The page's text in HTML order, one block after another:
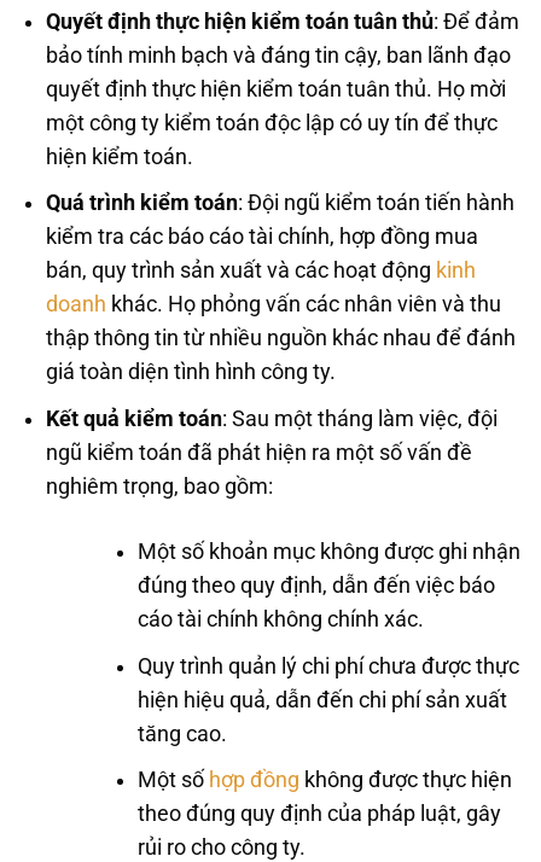
Quyết định thực hiện kiểm toán tuân thủ: Để đảm
bảo tính minh bạch và đáng tin cậy, ban lãnh đạo
quyết định thực hiện kiểm toán tuân thủ. Họ mời
một công ty kiểm toán độc lập có uy tín để thực
hiện kiểm toán.
Quá trình kiểm toán: Đội ngũ kiểm toán tiến hành
kiểm tra các báo cáo tài chính, hợp đồng mua
bán, quy trình sản xuất và các hoạt động kinh
doanh khác. Họ phỏng vấn các nhân viên và thu
thập thông tin từ nhiều nguồn khác nhau để đánh
giá toàn diện tình hình công ty.
Kết quả kiểm toán: Sau một tháng làm việc, đội
ngũ kiểm toán đã phát hiện ra một số vấn đề
nghiêm trọng, bao gồm:
Một số khoản mục không được ghi nhận
đúng theo quy định, dẫn đến việc báo
cáo tài chính không chính xác.
Quy trình quản lý chi phí chưa được thực
hiện hiệu quả, dẫn đến chi phí sản xuất
tăng cao.
Một sốhợp đồng không được thực hiện
theo đúng quy định của pháp luật, gây
rủi ro cho công ty.